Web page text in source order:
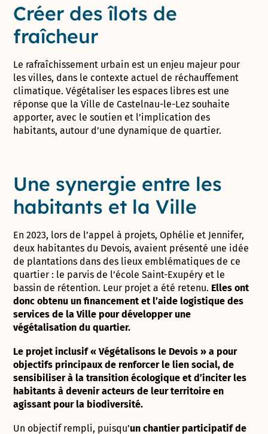
Créer des îlots de
fraîcheur
Le rafraîchissement urbain est un enjeu majeur pour
les villes, dans le contexte actuel de réchauffement
climatique. Végétaliser les espaces libres est une
réponse que la Ville de Castelnau-le-Lez souhaite
apporter, avec le soutien et l’implication des
habitants, autour d’une dynamique de quartier.
Une synergie entre les
habitants et la Ville
En 2023, lors de l’appel à projets, Ophélie et Jennifer,
deux habitantes du Devois, avaient présenté une idée
de plantations dans des lieux emblématiques de ce
quartier : le parvis de l’école Saint-Exupéry et le
bassin de rétention. Leur projet a été retenu. Elles ont
donc obtenu un financement et l’aide logistique des
services de la Ville pour développer une
végétalisation du quartier.
Le projet inclusif « Végétalisons le Devois » a pour
objectifs principaux de renforcer le lien social, de
sensibiliser à la transition écologique et d’inciter les
habitants à devenir acteurs de leur territoire en
agissant pour la biodiversité.
Un objectif rempli, puisqu’un chantier participatif de